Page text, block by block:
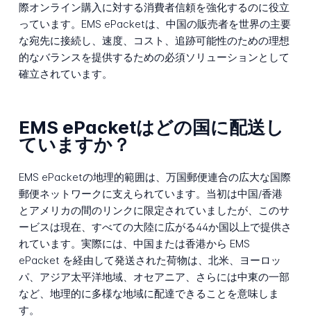
際オンライン購入に対する消費者信頼を強化するのに役立
っています。EMS ePacketは、中国の販売者を世界の主要
な宛先に接続し、速度、コスト、追跡可能性のための理想
的なバランスを提供するための必須ソリューションとして
確立されています。
EMS ePacketはどの国に配送し
ていますか？
EMS ePacketの地理的範囲は、万国郵便連合の広大な国際
郵便ネットワークに支えられています。当初は中国/香港
とアメリカの間のリンクに限定されていましたが、このサ
ービスは現在、すべての大陸に広がる44か国以上で提供さ
れています。実際には、中国または香港から EMS
ePacket を経由して発送された荷物は、北米、ヨーロッ
パ、アジア太平洋地域、オセアニア、さらには中東の一部
など、地理的に多様な地域に配達できることを意味しま
す。